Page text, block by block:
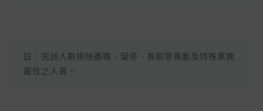
註：完訓人數排除離職、留停、長假等異動及特殊業務
屬性之人員。